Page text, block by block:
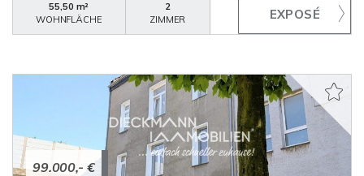
55,50 m²
WOHNFLÄCHE
2
ZIMMER
99.000,- €